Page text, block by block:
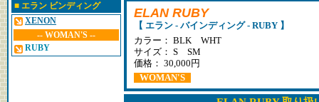
■ エラン ビンディング
XENON
-- WOMAN'S --
RUBY
ELAN RUBY
【 エラン - バインディング - RUBY 】
カラー： BLK
WHT
サイズ： S SM
価格： 30,000円
WOMAN'S